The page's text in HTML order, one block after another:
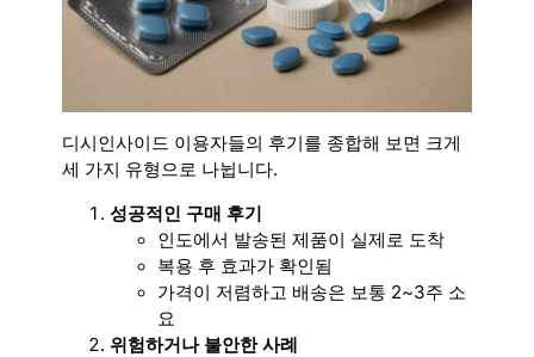
디시인사이드 이용자들의 후기를 종합해 보면 크게
세 가지 유형으로 나뉩니다.
성공적인 구매 후기
인도에서 발송된 제품이 실제로 도착
복용 후 효과가 확인됨
가격이 저렴하고 배송은 보통 2~3주 소
요
위험하거나 불안한 사례